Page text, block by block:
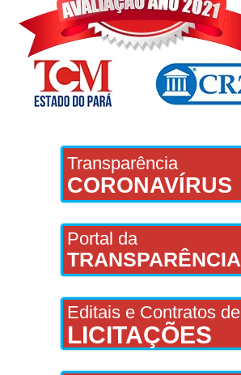
Transparência
CORONAVÍRUS
Portal da
TRANSPARÊNCIA
Editais e Contratos de
LICITAÇÕES